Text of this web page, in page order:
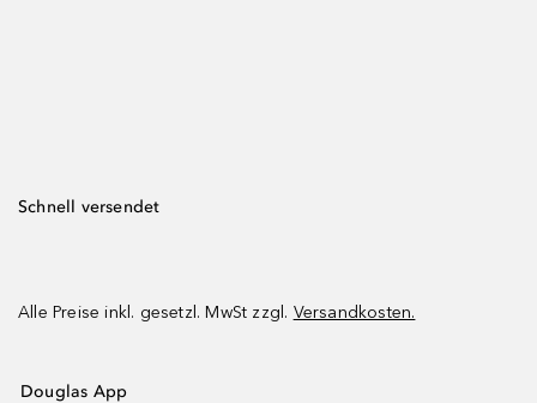
Schnell versendet
Alle Preise inkl. gesetzl. MwSt zzgl. Versandkosten.
Douglas App